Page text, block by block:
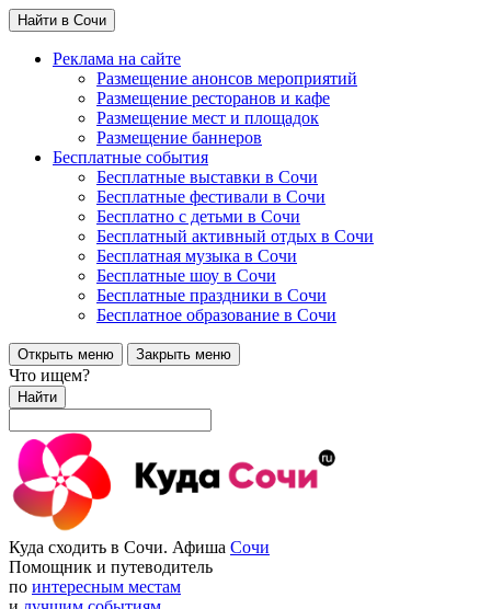
Найти в Сочи
Реклама на сайте
Размещение анонсов мероприятий
Размещение ресторанов и кафе
Размещение мест и площадок
Размещение баннеров
Бесплатные события
Бесплатные выставки в Сочи
Бесплатные фестивали в Сочи
Бесплатно с детьми в Сочи
Бесплатный активный отдых в Сочи
Бесплатная музыка в Сочи
Бесплатные шоу в Сочи
Бесплатные праздники в Сочи
Бесплатное образование в Сочи
Открыть меню Закрыть меню
Что ищем?
Найти
Куда сходить в Сочи. Афиша Сочи
Помощник и путеводитель
по интересным местам